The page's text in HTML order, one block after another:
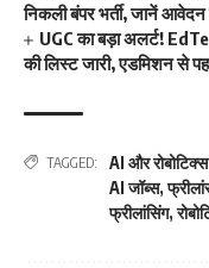
निकली बंपर भर्ती, जानें आवेदन
UGC का बड़ा अलर्ट!
की लिस्ट जारी, एडमिशन से
TAGGED: AI और
AI जॉब्स,
फ्रीलांसिंग,